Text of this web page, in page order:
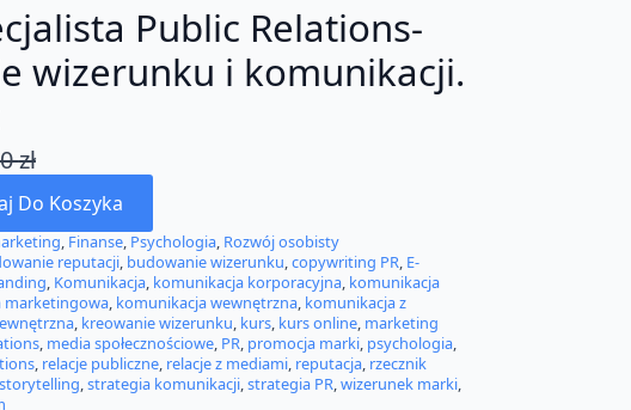
Public Relations-
wizerunku i komunikacji.
zł
Do Koszyka
, Finanse, Psychologia, Rozwój osobisty
reputacji, budowanie wizerunku,copywriting PR, E-
, Komunikacja, komunikacja korporacyjna, komunikacja
marketingowa, komunikacja wewnętrzna, komunikacja z
, kreowanie wizerunku, kurs, kurs online, marketing
, media społecznościowe, PR, promocja marki, psychologia,
, relacje publiczne, relacje z mediami, reputacja, rzecznik
storytelling,strategia komunikacji,strategia PR,wizerunek marki,